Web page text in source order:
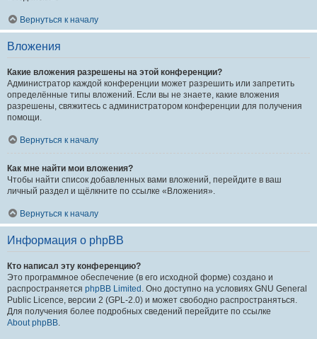
Вернуться к началу
Вложения
Какие вложения разрешены на этой конференции?
Администратор каждой конференции может разрешить или запретить
определённые типы вложений. Если вы не знаете, какие вложения
разрешены, свяжитесь с администратором конференции для получения
помощи.
Вернуться к началу
Как мне найти мои вложения?
Чтобы найти список добавленных вами вложений, перейдите в ваш
личный раздел и щёлкните по ссылке «Вложения».
Вернуться к началу
Информация о phpBB
Кто написал эту конференцию?
Это программное обеспечение (в его исходной форме) создано и
распространяется phpBB Limited . Оно доступно на условиях GNU General
Public Licence, версии 2 (GPL-2.0) и может свободно распространяться.
Для получения более подробных сведений перейдите по ссылке
About phpBB.